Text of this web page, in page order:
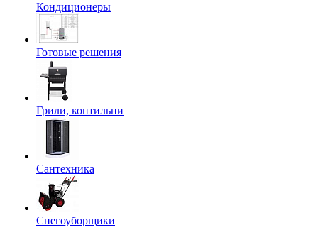
Кондиционеры
Готовые решения
Грили, коптильни
Сантехника
Снегоуборщики